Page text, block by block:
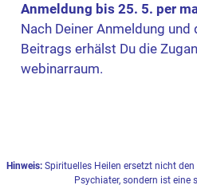
Anmeldung bis 25. 5. per
Nach Deiner Anmeldung
Beitrags erhälst Du die
webinarraum.
Hinweis: Spirituelles Heilen ersetzt nicht
Psychiater, sondern ist eine